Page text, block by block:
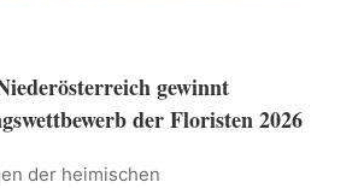
gewinnt
der Floristen 2026
der heimischen